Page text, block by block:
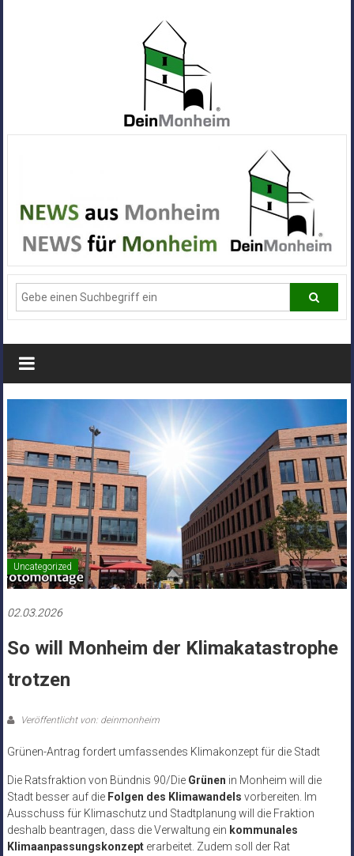
Alle
News
aus
Deiner
Stadt
Monheim
Uncategorized
02.03.2026
So will Monheim der Klimakatastrophe
trotzen
Veröffentlicht von: deinmonheim
Grünen-Antrag fordert umfassendes Klimakonzept für die Stadt
Die Ratsfraktion von Bündnis 90/Die Grünen in Monheim will die
Stadt besser auf die Folgen des Klimawandels vorbereiten. Im
Ausschuss für Klimaschutz und Stadtplanung will die Fraktion
deshalb beantragen, dass die Verwaltung ein kommunales
Klimaanpassungskonzepterarbeitet. Zudem soll der Rat